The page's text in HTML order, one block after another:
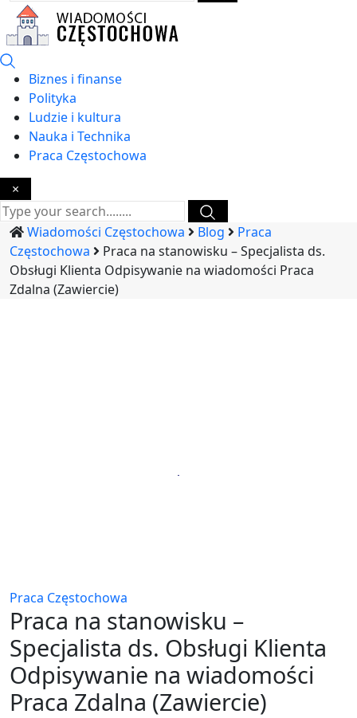
Biznes i finanse
Polityka
Ludzie i kultura
Nauka i Technika
Praca Częstochowa
×
Wiadomości Częstochowa Blog
Praca
Częstochowa
Praca na stanowisku – Specjalista ds.
Obsługi Klienta Odpisywanie na wiadomości Praca
Zdalna (Zawiercie)
Praca Częstochowa
Praca na stanowisku –
Specjalista ds. Obsługi Klienta
Odpisywanie na wiadomości
Praca Zdalna (Zawiercie)